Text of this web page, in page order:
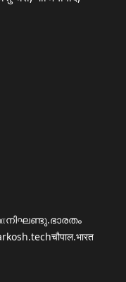
നിഘണ്ടു.ഭാരതം
चौपाल.भारत